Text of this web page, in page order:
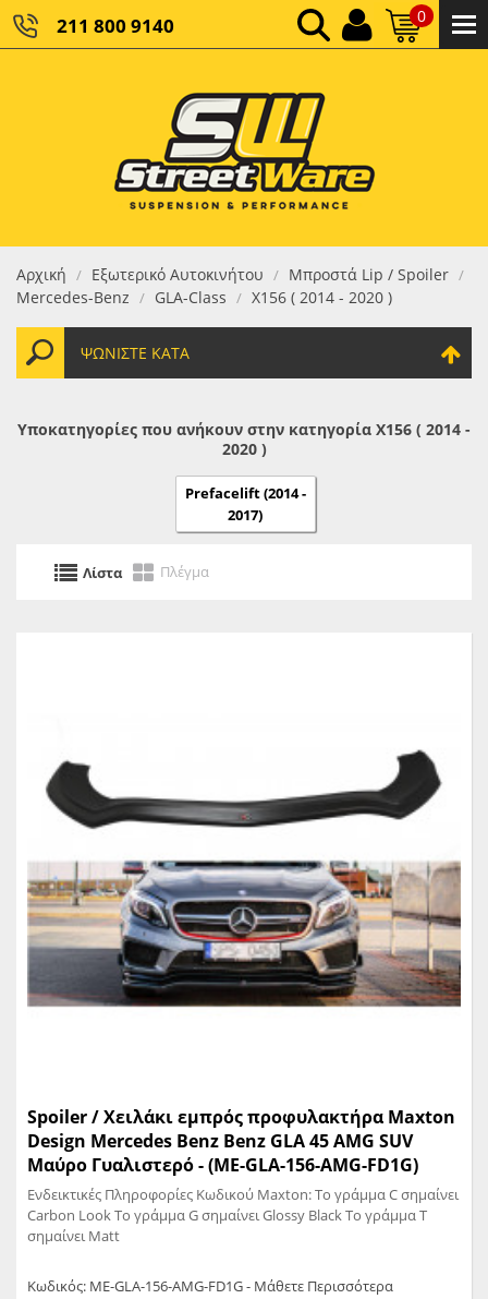
211 800 9140 0
ΚΑΘΑΡΌ ΣΎΝΟΛΟ:
ΤΕΛΙΚΌ ΣΎΝΟΛΟ:0,00 €
Αρχική / Εξωτερικό Αυτοκινήτου / Μπροστά Lip / Spoiler /
Mercedes-Benz / GLA-Class / X156 ( 2014 - 2020 )
ΨΩΝΊΣΤΕ ΚΑΤΆ
Υποκατηγορίες που ανήκουν στην κατηγορία X156 ( 2014 -
2020 )
Prefacelift (2014 -
2017)
Λίστα Πλέγμα
Spoiler / Χειλάκι εμπρός προφυλακτήρα Maxton
Design Mercedes Benz Benz GLA 45 AMG SUV
Μαύρο Γυαλιστερό - (ME-GLA-156-AMG-FD1G)
Ενδεικτικές Πληροφορίες Κωδικού Maxton: Το γράμμα C σημαίνει
Carbon Look Το γράμμα G σημαίνει Glossy Black Το γράμμα T
σημαίνει Matt
Κωδικός: ME-GLA-156-AMG-FD1G - Μάθετε Περισσότερα